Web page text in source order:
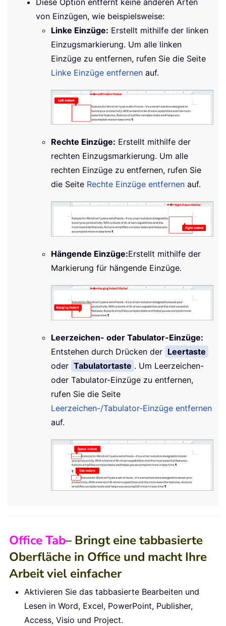
von Einzügen, wie beispielsweise:
Linke Einzüge: Erstellt mithilfe der linken
Einzugsmarkierung. Um alle linken
Einzüge zu entfernen, rufen Sie die Seite
Linke Einzüge entfernen auf.
Rechte Einzüge: Erstellt mithilfe der
rechten Einzugsmarkierung. Um alle
rechten Einzüge zu entfernen, rufen Sie
die Seite Rechte Einzüge entfernen auf.
Hängende Einzüge:Erstellt mithilfe der
Markierung für hängende Einzüge.
Leerzeichen- oder Tabulator-Einzüge:
Entstehen durch Drücken der Leertaste
oder Tabulatortaste . Um Leerzeichen-
oder Tabulator-Einzüge zu entfernen,
rufen Sie die Seite
Leerzeichen-/Tabulator-Einzüge entfernen
auf.
Office Tab– Bringt eine tabbasierte
Oberfläche in Office und macht Ihre
Arbeit viel einfacher
Aktivieren Sie das tabbasierte Bearbeiten und
Lesen in Word, Excel, PowerPoint, Publisher,
Access, Visio und Project.